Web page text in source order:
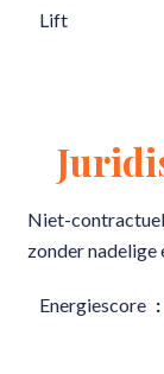
Lift
Niet-
zonder nadelige
Energiescore